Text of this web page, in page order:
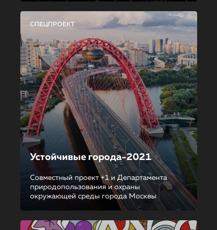
СПЕЦПРОЕКТ
Устойчивые города-2021
Совместный проект +1 и Департамента
природопользования и охраны
окружающей среды города Москвы